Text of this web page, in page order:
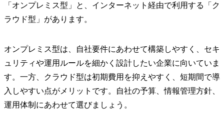
「オンプレミス型」と、インターネット経由で利用する「ク
ラウド型」があります。
オンプレミス型は、自社要件にあわせて構築しやすく、セキ
ュリティや運用ルールを細かく設計したい企業に向いていま
す。一方、クラウド型は初期費用を抑えやすく、短期間で導
入しやすい点がメリットです。自社の予算、情報管理方針、
運用体制にあわせて選びましょう。